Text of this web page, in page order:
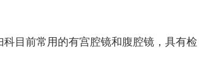
目前常用的有宫腔镜和腹腔镜，具有检